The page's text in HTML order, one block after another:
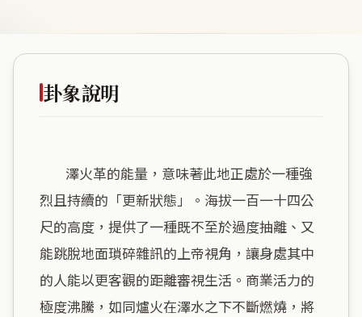
卦象說明
烈且持續的「更新狀態」。海拔一百一十四公
尺的高度，提供了一種既不至於過度抽離、又
能跳脫地面瑣碎雜訊的上帝視角，讓身處其中
的人能以更客觀的距離審視生活。商業活力的
極度沸騰，如同爐火在澤水之下不斷燃燒，將